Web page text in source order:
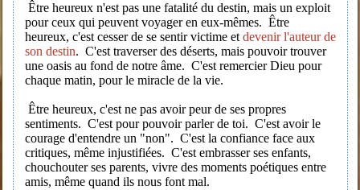
Être heureux n'est pas une fatalité du destin, mais un exploit
pour ceux qui peuvent voyager en eux-mêmes. Être
heureux, c'est cesser de se sentir victime et devenir l'auteur de
son destin. C'est traverser des déserts, mais pouvoir trouver
une oasis au fond de notre âme. C'est remercier Dieu pour
chaque matin, pour le miracle de la vie.
Être heureux, c'est ne pas avoir peur de ses propres
sentiments. C'est pour pouvoir parler de toi. C'est avoir le
courage d'entendre un "non". C'est la confiance face aux
critiques, même injustifiées. C'est embrasser ses enfants,
chouchouter ses parents, vivre des moments poétiques entre
amis, même quand ils nous font mal.